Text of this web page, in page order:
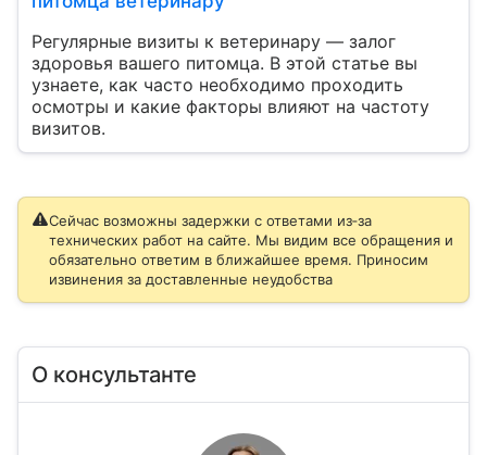
Регулярные визиты к ветеринару — залог
здоровья вашего питомца. В этой статье вы
узнаете, как часто необходимо проходить
осмотры и какие факторы влияют на частоту
визитов.
Сейчас возможны задержки с ответами из‑за
технических работ на сайте. Мы видим все обращения и
обязательно ответим в ближайшее время. Приносим
извинения за доставленные неудобства
О консультанте